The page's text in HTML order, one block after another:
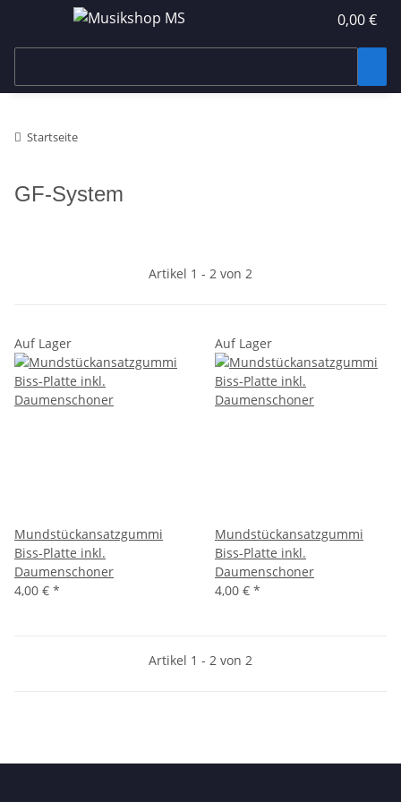
0,00 €
Startseite
GF-System
Artikel 1 - 2 von 2
Auf Lager
Mundstückansatzgummi
Biss-Platte inkl.
Daumenschoner
4,00 € *
Auf Lager
Mundstückansatzgummi
Biss-Platte inkl.
Daumenschoner
4,00 € *
Artikel 1 - 2 von 2